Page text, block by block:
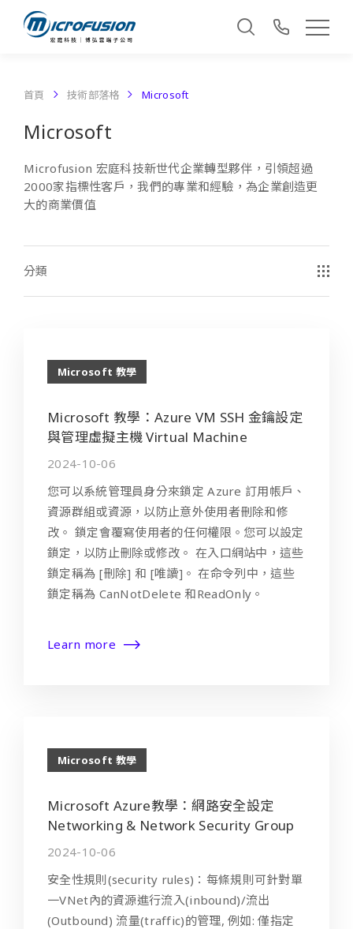
首頁 技術部落格 Microsoft
Microsoft
Microfusion 宏庭科技新世代企業轉型夥伴，引領超過
2000家指標性客戶，我們的專業和經驗，為企業創造更
大的商業價值
分類
Microsoft 教學
Microsoft 教學：Azure VM SSH 金鑰設定
與管理虛擬主機 Virtual Machine
2024-10-06
您可以系統管理員身分來鎖定 Azure 訂用帳戶、
資源群組或資源，以防止意外使用者刪除和修
改。 鎖定會覆寫使用者的任何權限。您可以設定
鎖定，以防止刪除或修改。 在入口網站中，這些
鎖定稱為 [刪除] 和 [唯讀]。 在命令列中，這些
鎖定稱為 CanNotDelete 和ReadOnly。
Learn more
Microsoft 教學
Microsoft Azure教學：網路安全設定
Networking & Network Security Group
2024-10-06
安全性規則(security rules)：每條規則可針對單
一VNet內的資源進行流入(inbound)/流出
(Outbound) 流量(traffic)的管理, 例如: 僅指定